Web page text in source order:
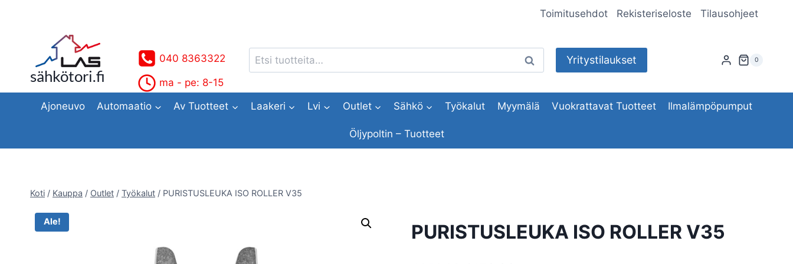
Toimitusehdot Rekisteriseloste Tilausohjeet
sähkötori.fi
040 8363322
ma - pe: 8-15
Etsi: Haku Yritystilaukset 0
Ajoneuvo Automaatio Av Tuotteet Laakeri Lvi Outlet Sähkö Työkalut Myymälä Vuokrattavat Tuotteet Ilmalämpöpumput
Öljypoltin – Tuotteet
Koti / Kauppa / Outlet / Työkalut / PURISTUSLEUKA ISO ROLLER V35
Ale! PURISTUSLEUKA ISO ROLLER V35